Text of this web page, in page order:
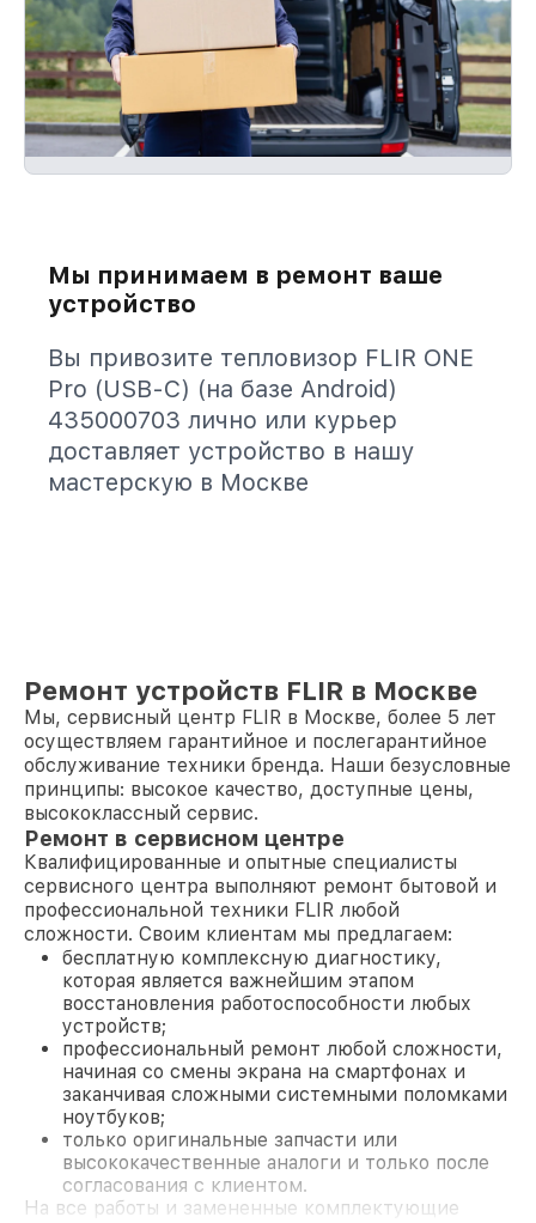
Мы принимаем в ремонт ваше
устройство
Вы привозите тепловизор FLIR ONE
Pro (USB-C) (на базе Android)
435000703 лично или курьер
доставляет устройство в нашу
мастерскую в Москве
Ремонт устройств FLIR в Москве
Мы, сервисный центр FLIR в Москве, более 5 лет
осуществляем гарантийное и послегарантийное
обслуживание техники бренда. Наши безусловные
принципы: высокое качество, доступные цены,
высококлассный сервис.
Ремонт в сервисном центре
Квалифицированные и опытные специалисты
сервисного центра выполняют ремонт бытовой и
профессиональной техники FLIR любой
сложности. Своим клиентам мы предлагаем:
бесплатную комплексную диагностику,
которая является важнейшим этапом
восстановления работоспособности любых
устройств;
профессиональный ремонт любой сложности,
начиная со смены экрана на смартфонах и
заканчивая сложными системными поломками
ноутбуков;
только оригинальные запчасти или
высококачественные аналоги и только после
согласования с клиентом.
На все работы и замененные комплектующие